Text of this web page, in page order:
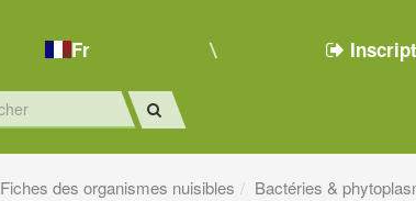
Fr
Fiches des organismes nuisibles Bactéries &